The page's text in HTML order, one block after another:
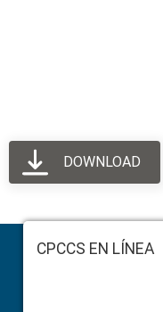
DOWNLOAD
FooterCPCCS EN LÍNEA